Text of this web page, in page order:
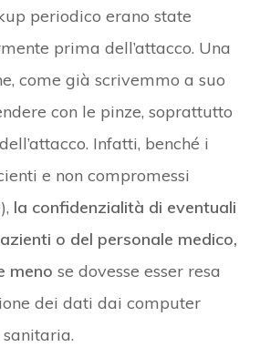
periodico erano state
prima dell’attacco. Una
come già scrivemmo a suo
con le pinze, soprattutto
Infatti, benché i
e non compromessi
la confidenzialità di eventuali
o del personale medico,
meno se dovesse esser resa
dei dati dai computer